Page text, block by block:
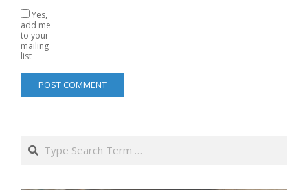
Yes,
add me
to your
mailing
list
Search